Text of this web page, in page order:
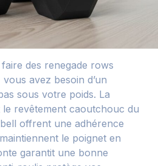
des renegade rows
avez besoin d’un
sous votre poids. La
revêtement caoutchouc du
offrent une adhérence
le poignet en
garantit une bonne